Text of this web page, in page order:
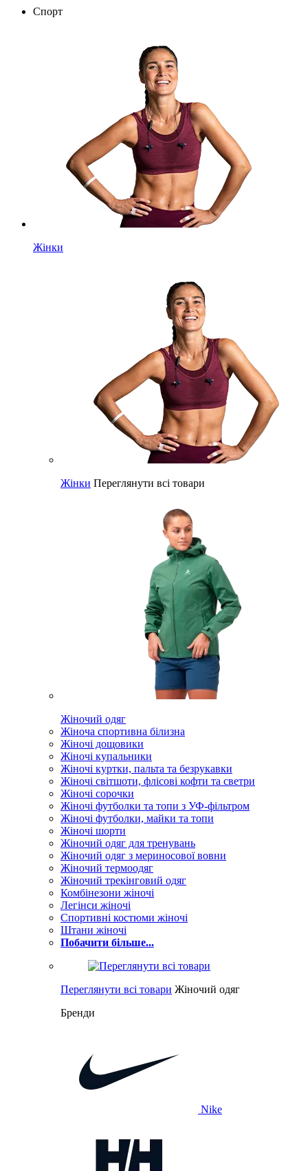
Спорт
Жінки
Жінки Переглянути всі товари
Жіночий одяг
Жіноча спортивна білизна
Жіночі дощовики
Жіночі купальники
Жіночі куртки, пальта та безрукавки
Жіночі світшоти, флісові кофти та светри
Жіночі сорочки
Жіночі футболки та топи з УФ-фільтром
Жіночі футболки, майки та топи
Жіночі шорти
Жіночий одяг для тренувань
Жіночий одяг з мериносової вовни
Жіночий термоодяг
Жіночий трекінговий одяг
Комбінезони жіночі
Легінси жіночі
Спортивні костюми жіночі
Штани жіночі
Побачити більше...
Переглянути всі товари Жіночий одяг
Бренди
Nike